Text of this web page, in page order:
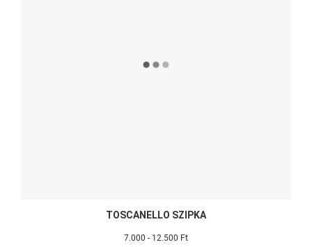
TOSCANELLO SZIPKA
7.000 - 12.500 Ft